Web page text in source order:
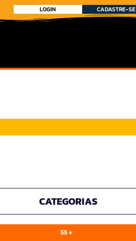
LOGIN CADASTRE-SE
CATEGORIAS
55 +